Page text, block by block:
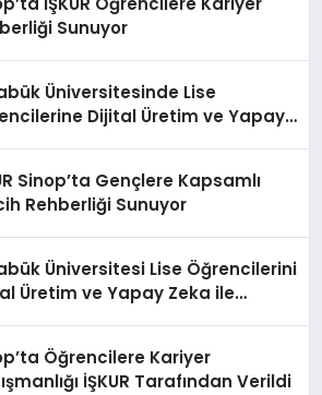
Sunuyor
Üniversitesinde Lise
Dijital Üretim ve Yapay
Sinop’ta Gençlere Kapsamlı
Rehberliği Sunuyor
Üniversitesi Lise Öğrencilerini
Üretim ve Yapay Zeka ile
Öğrencilere Kariyer
İŞKUR Tarafından Verildi